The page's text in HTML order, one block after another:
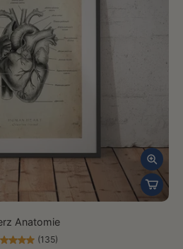
Anatomie
(135)